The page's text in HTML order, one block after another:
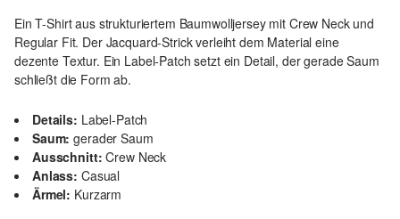
Ein T-Shirt aus strukturiertem Baumwolljersey mit Crew Neck und
Regular Fit. Der Jacquard-Strick verleiht dem Material eine
dezente Textur. Ein Label-Patch setzt ein Detail, der gerade Saum
schließt die Form ab.
Details: Label-Patch
Saum: gerader Saum
Ausschnitt: Crew Neck
Anlass: Casual
Ärmel: Kurzarm